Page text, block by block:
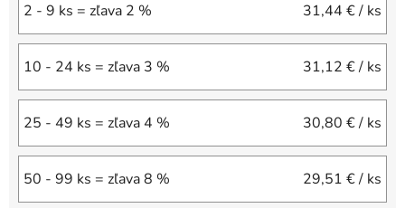
2 - 9 ks = zľava 2 % 31,44 €/ ks
10 - 24 ks = zľava 3 % 31,12 €/ ks
25 - 49 ks = zľava 4 % 30,80 €/ ks
50 - 99 ks = zľava 8 % 29,51 €/ ks